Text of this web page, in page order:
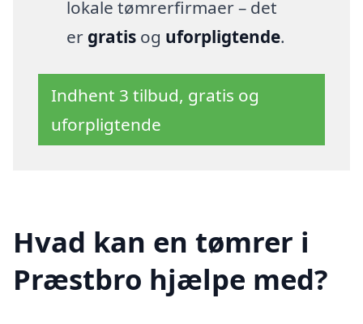
lokale tømrerfirmaer – det
er gratisog uforpligtende.
Indhent 3 tilbud, gratis og
uforpligtende
Hvad kan en tømrer i
Præstbro hjælpe med?